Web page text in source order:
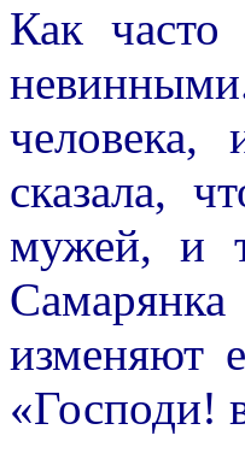
Как
сказала,
мужей, и
изменяют
«Господи!